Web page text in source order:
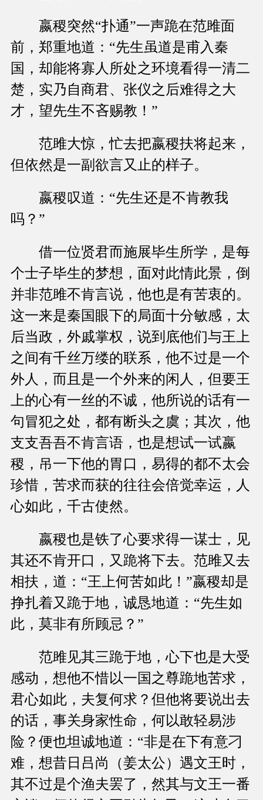
嬴稷突然“扑通”一声跪在范雎面
前，郑重地道：“先生虽道是甫入秦
国，却能将寡人所处之环境看得一清二
楚，实乃自商君、张仪之后难得之大
才，望先生不吝赐教！”
范雎大惊，忙去把嬴稷扶将起来，
但依然是一副欲言又止的样子。
嬴稷叹道：“先生还是不肯教我
吗？”
借一位贤君而施展毕生所学，是每
个士子毕生的梦想，面对此情此景，倒
并非范雎不肯言说，他也是有苦衷的。
这一来是秦国眼下的局面十分敏感，太
后当政，外戚掌权，说到底他们与王上
之间有千丝万缕的联系，他不过是一个
外人，而且是一个外来的闲人，但要王
上的心有一丝的不诚，他所说的话有一
句冒犯之处，都有断头之虞；其次，他
支支吾吾不肯言语，也是想试一试嬴
稷，吊一下他的胃口，易得的都不太会
珍惜，苦求而获的往往会倍觉幸运，人
心如此，千古使然。
嬴稷也是铁了心要求得一谋士，见
其还不肯开口，又跪将下去。范雎又去
相扶，道：“王上何苦如此！”嬴稷却是
挣扎着又跪于地，诚恳地道：“先生如
此，莫非有所顾忌？”
范雎见其三跪于地，心下也是大受
感动，想他不惜以一国之尊跪地苦求，
君心如此，夫复何求？但他将要说出去
的话，事关身家性命，何以敢轻易涉
险？便也坦诚地道：“非是在下有意刁
难，想昔日吕尚（姜太公）遇文王时，
其不过是个渔夫罢了，然其与文王一番